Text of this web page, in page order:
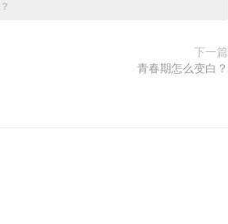
下一篇
青春期怎么变白？